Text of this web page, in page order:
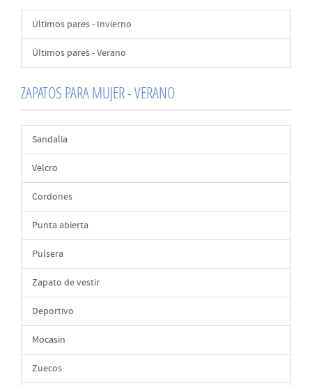
Últimos pares - Invierno
Últimos pares - Verano
ZAPATOS PARA MUJER - VERANO
Sandalia
Velcro
Cordones
Punta abierta
Pulsera
Zapato de vestir
Deportivo
Mocasin
Zuecos